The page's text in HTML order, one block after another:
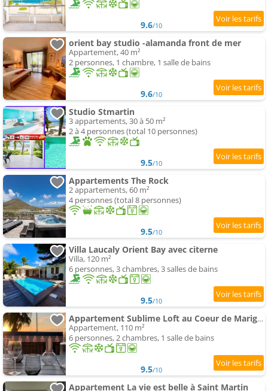
9.6/10
orient bay studio -alamanda front de mer
Appartement, 40 m²
2 personnes, 1 chambre, 1 salle de bains
9.6/10
Studio Stmartin
3 appartements, 30 à 50 m²
2 à 4 personnes (total 10 personnes)
9.5/10
Appartements The Rock
2 appartements, 60 m²
4 personnes (total 8 personnes)
9.5/10
Villa Laucaly Orient Bay avec citerne
Villa, 120 m²
6 personnes, 3 chambres, 3 salles de bains
9.5/10
Appartement Sublime Loft au Coeur de Marigot, face de Anguilla
Appartement, 110 m²
6 personnes, 2 chambres, 1 salle de bains
9.5/10
Appartement La vie est belle à Saint Martin